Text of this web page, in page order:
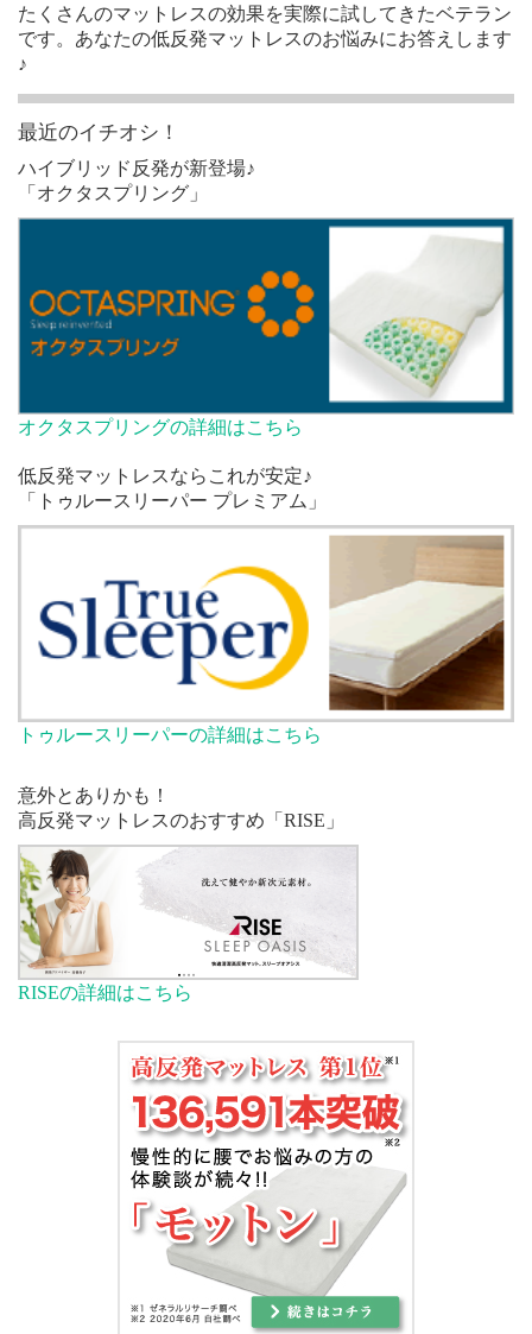
たくさんのマットレスの効果を実際に試してきたベテラン
です。あなたの低反発マットレスのお悩みにお答えします
♪
最近のイチオシ！
ハイブリッド反発が新登場♪
「オクタスプリング」
オクタスプリングの詳細はこちら
低反発マットレスならこれが安定♪
「トゥルースリーパー プレミアム」
トゥルースリーパーの詳細はこちら
意外とありかも！
高反発マットレスのおすすめ「RISE」
RISEの詳細はこちら